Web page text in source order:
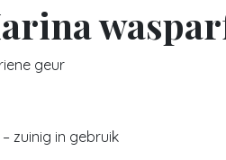
geur
zuinig in gebruik